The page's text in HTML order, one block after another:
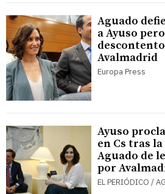
Aguado
a Ayuso
Avalmadrid
Europa Press
Ayuso
en Cs tras
Aguado de
por
EL PERIÓDICO /